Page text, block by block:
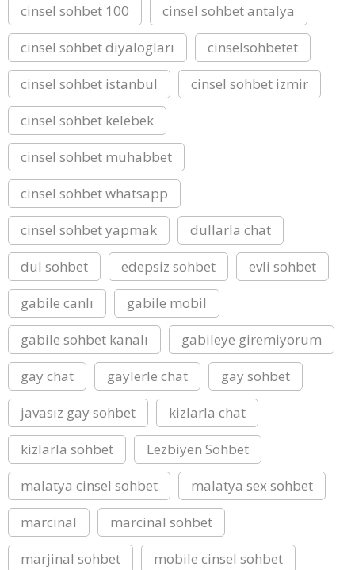
cinsel sohbet 100
cinsel sohbet antalya
cinsel sohbet diyalogları
cinselsohbetet
cinsel sohbet istanbul
cinsel sohbet izmir
cinsel sohbet kelebek
cinsel sohbet muhabbet
cinsel sohbet whatsapp
cinsel sohbet yapmak
dullarla chat
dul sohbet
edepsiz sohbet
evli sohbet
gabile canlı
gabile mobil
gabile sohbet kanalı
gabileye giremiyorum
gay chat
gaylerle chat
gay sohbet
javasız gay sohbet
kizlarla chat
kizlarla sohbet
Lezbiyen Sohbet
malatya cinsel sohbet
malatya sex sohbet
marcinal
marcinal sohbet
marjinal sohbet
mobile cinsel sohbet